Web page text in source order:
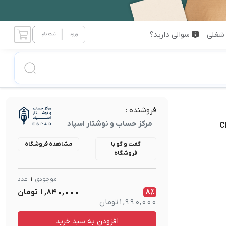
سوالی دارید؟
فروشنده :
مرکز حساب و نوشتار اسپاد
گفت و گو با
فروشگاه
مشاهده فروشگاه
موجودی 1 عدد
8٪ 1,840,000 تومان
1,990,000تومان
افزودن به سبد خرید